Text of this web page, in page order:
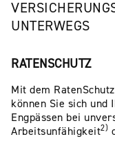
UNTERWEGS
RATENSCHUTZ
Mit dem
können Sie sich
Engpässen bei
Arbeitsunfähigkeit2)